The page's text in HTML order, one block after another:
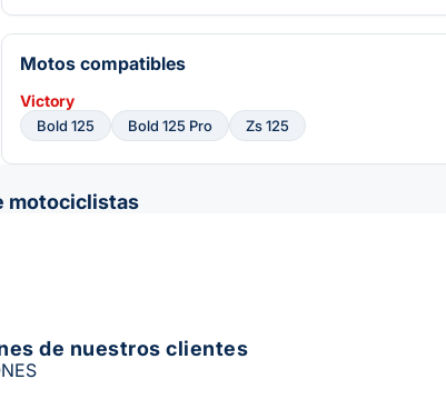
Motos compatibles
Victory
Bold 125 Bold 125 Pro Zs 125
motociclistas
de nuestros clientes